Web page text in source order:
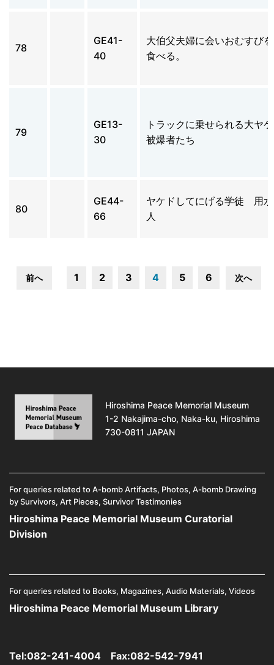
78
GE41-
40
大伯父夫婦に会いおむすび
食べる。
79
GE13-
30
トラックに乗せられる大ヤ
被爆者たち
80
GE44-
66
ヤケドしてにげる学徒 用
人
前へ 1 2 3 4 5 6 次へ
Hiroshima Peace Memorial Museum
1-2 Nakajima-cho, Naka-ku, Hiroshima
730-0811 JAPAN
For queries related to A-bomb Artifacts, Photos, A-bomb Drawing
by Survivors, Art Pieces, Survivor Testimonies
Hiroshima Peace Memorial Museum Curatorial
Division
For queries related to Books, Magazines, Audio Materials, Videos
Hiroshima Peace Memorial Museum Library
Tel:082-241-4004 Fax:082-542-7941